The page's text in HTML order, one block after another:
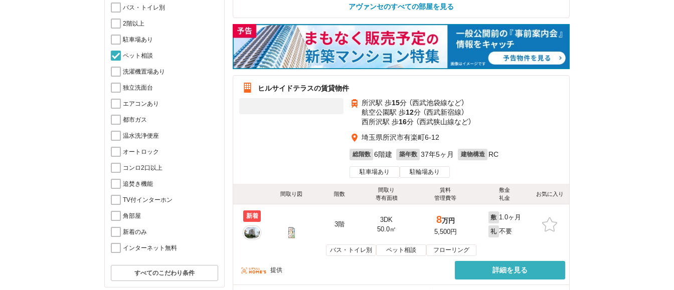
バス・トイレ別
2階以上
駐車場あり
ペット相談
洗濯機置場あり
独立洗面台
エアコンあり
都市ガス
温水洗浄便座
オートロック
コンロ2口以上
追焚き機能
TV付インターホン
角部屋
新着のみ
インターネット無料
すべてのこだわり条件
アヴァンセのすべての部屋を見る
ヒルサイドテラスの賃貸物件
所沢駅 歩15分 （西武池袋線など）
航空公園駅 歩12分 （西武新宿線）
西所沢駅 歩16分 （西武狭山線など）
埼玉県所沢市有楽町6-12
総階数 6階建 築年数 37年5ヶ月 建物構造 RC
駐車場あり 駐輪場あり
間取り図 階数
間取り
専有面積
賃料
管理費等
敷金
礼金
お気に入り
新着
3階
3DK
50.0㎡
8万円
5,500円
敷 1.0ヶ月
礼 不要
バス・トイレ別 ペット相談 フローリング
提供 詳細を見る